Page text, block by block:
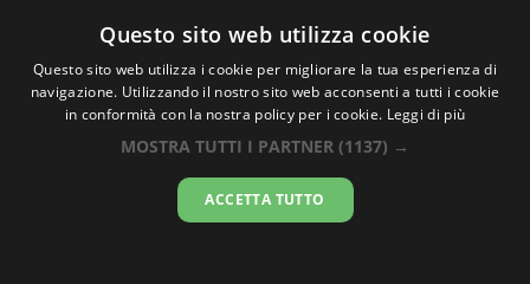
Oraesatta.co
Ora EsattaBirkenhead
23:58:52
Questo sito web utilizza cookie
Questo sito web utilizza i cookie per migliorare la tua esperienza di
navigazione. Utilizzando il nostro sito web acconsenti a tutti i cookie
in conformità con la nostra policy per i cookie. Leggi di più
MOSTRA TUTTI I PARTNER (1137) →
ACCETTA TUTTO